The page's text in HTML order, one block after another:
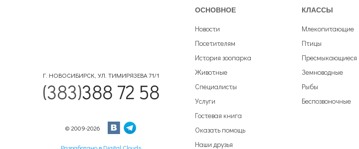
Г. НОВОСИБИРСК, УЛ. ТИМИРЯЗЕВА 71/1
(383)388 72 58
© 2009-2026
Разработано в Digital Clouds
ОСНОВНОЕ
Новости
Посетителям
История зоопарка
Животные
Специалисты
Услуги
Гостевая книга
Оказать помощь
Наши друзья
КЛАССЫ
Млекопитающие
Птицы
Пресмыкающиеся
Земноводные
Рыбы
Беспозвоночные